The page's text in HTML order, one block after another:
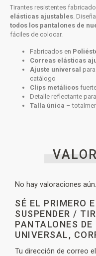
Tirantes resistentes
elásticas ajustables.
todos los pantalones de
fáciles de colocar.
Fabricados en
Correas elásticas
Ajuste universal
catálogo
Clips metálicos
Detalle reflectante
Talla única –
No hay valoraciones aún.
SÉ EL PRIMERO
SUSPENDER /
PANTALONES
UNIVERSAL,
Tu dirección de correo